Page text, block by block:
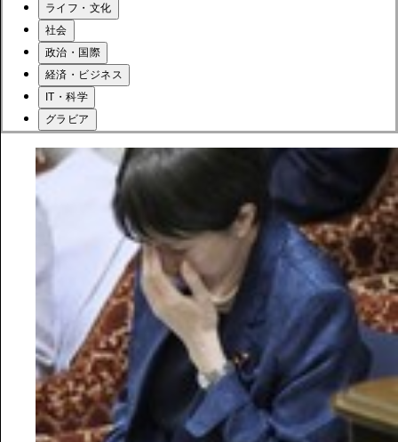
ライフ・文化
社会
政治・国際
経済・ビジネス
IT・科学
グラビア